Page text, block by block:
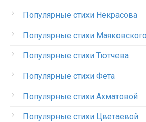
Популярные стихи Некрасова
Популярные стихи Маяковского
Популярные стихи Тютчева
Популярные стихи Фета
Популярные стихи Ахматовой
Популярные стихи Цветаевой